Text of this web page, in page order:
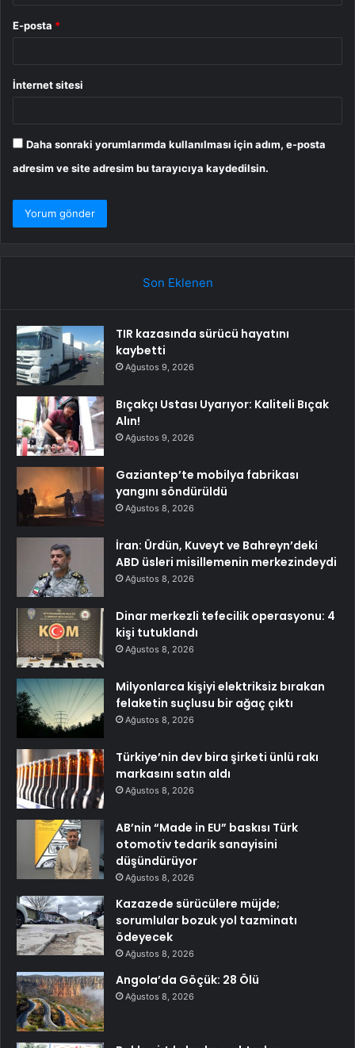
E-posta *
İnternet sitesi
Daha sonraki yorumlarımda kullanılması için adım, e-posta
adresim ve site adresim bu tarayıcıya kaydedilsin.
Son Eklenen
TIR kazasında sürücü hayatını
kaybetti
Ağustos 9, 2026
Bıçakçı Ustası Uyarıyor: Kaliteli Bıçak
Alın!
Ağustos 9, 2026
Gaziantep’te mobilya fabrikası
yangını söndürüldü
Ağustos 8, 2026
İran: Ürdün, Kuveyt ve Bahreyn’deki
ABD üsleri misillemenin merkezindeydi
Ağustos 8, 2026
Dinar merkezli tefecilik operasyonu: 4
kişi tutuklandı
Ağustos 8, 2026
Milyonlarca kişiyi elektriksiz bırakan
felaketin suçlusu bir ağaç çıktı
Ağustos 8, 2026
Türkiye’nin dev bira şirketi ünlü rakı
markasını satın aldı
Ağustos 8, 2026
AB’nin “Made in EU” baskısı Türk
otomotiv tedarik sanayisini
düşündürüyor
Ağustos 8, 2026
Kazazede sürücülere müjde;
sorumlular bozuk yol tazminatı
ödeyecek
Ağustos 8, 2026
Angola’da Göçük: 28 Ölü
Ağustos 8, 2026